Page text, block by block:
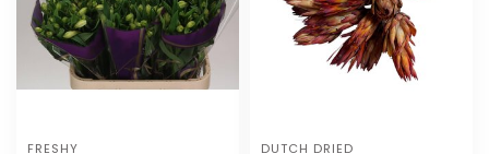
FRESHY DUTCH DRIED